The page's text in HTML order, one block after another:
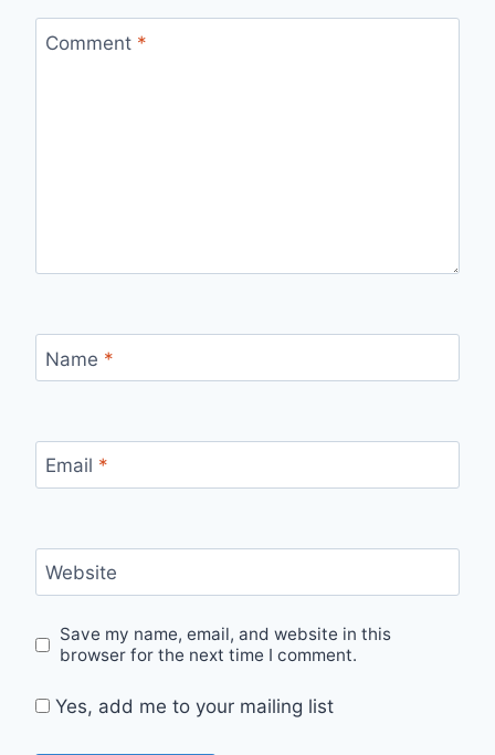
Comment *
Name *
Email *
Website
Save my name, email, and website in this
browser for the next time I comment.
Yes, add me to your mailing list